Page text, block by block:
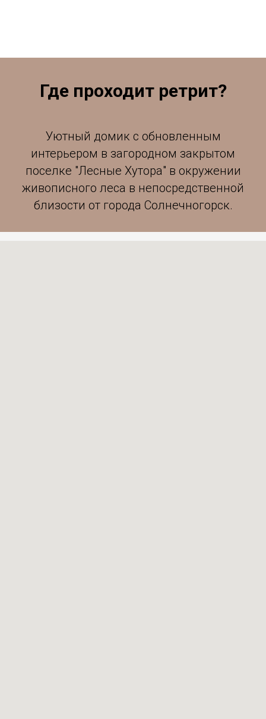
Где проходит ретрит?
Уютный домик с обновленным
интерьером в загородном закрытом
поселке "Лесные Хутора" в окружении
живописного леса в непосредственной
близости от города Солнечногорск.